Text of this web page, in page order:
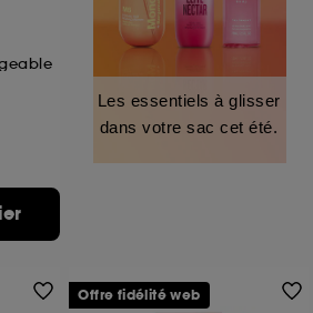
Les essentiels à glisser
dans votre sac cet été.
Offre fidélité web